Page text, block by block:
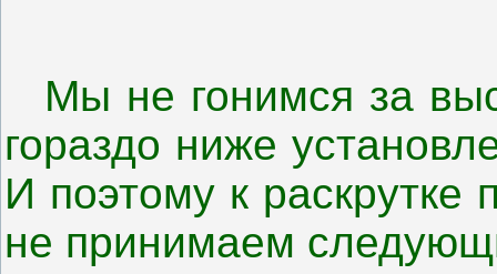
Мы не гонимся за
гораздо ниже
И поэтому к
не принимаем